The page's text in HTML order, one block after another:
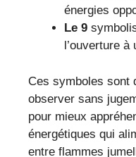
énergies
Le 9
l’ouverture
Ces symboles sont
observer sans
pour mieux
énergétiques qui
entre flammes